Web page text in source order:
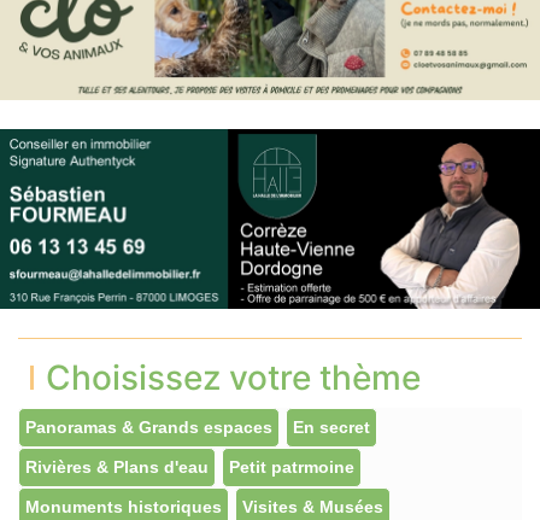
Choisissez votre thème
Panoramas & Grands espaces En secret
Rivières & Plans d'eau Petit patrmoine
Monuments historiques Visites & Musées